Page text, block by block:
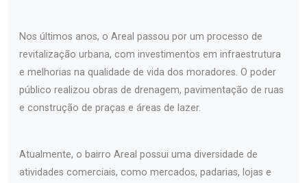
Nos últimos anos, o Areal passou por um processo de
revitalização urbana, com investimentos em infraestrutura
e melhorias na qualidade de vida dos moradores. O poder
público realizou obras de drenagem, pavimentação de ruas
e construção de praças e áreas de lazer.
Atualmente, o bairro Areal possui uma diversidade de
atividades comerciais, como mercados, padarias, lojas e